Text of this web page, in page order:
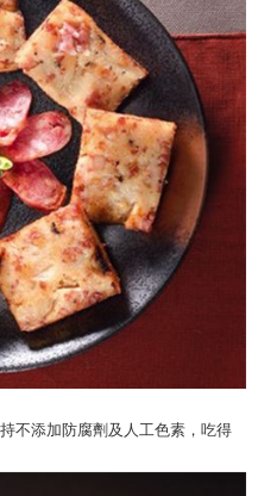
不添加防腐劑及人工色素，吃得